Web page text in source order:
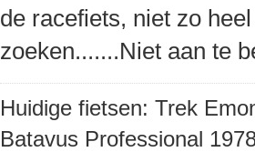
de racefiets, niet zo
zoeken.......Niet aan te
Huidige fietsen: Trek
Batavus Professional